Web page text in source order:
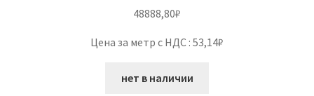
48888,80₽
Цена за метр с НДС : 53,14₽
нет в наличии